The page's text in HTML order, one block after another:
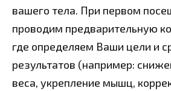
вашего тела. При первом
проводим предварительную
где определяем Ваши цели и
результатов (например:
веса, укрепление мышц,